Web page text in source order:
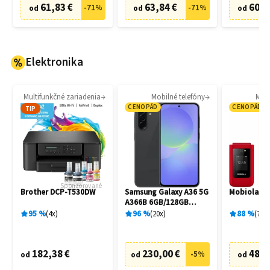
od 61,83 € -71% od 63,84 € -71% od
Elektronika
Multifunkčné zariadenia
TIP
Sponzorované
Brother DCP-T530DW
95% 4x
od 182,38 €
Mobilné telefóny
CENOPÁD
Samsung Galaxy A36 5G
A366B 6GB/128GB
Awesome Black
96% 20x
od 230,00 € -5%
CENOPÁD
Mobiola
88% 7
od